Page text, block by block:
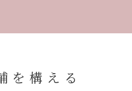
を構える